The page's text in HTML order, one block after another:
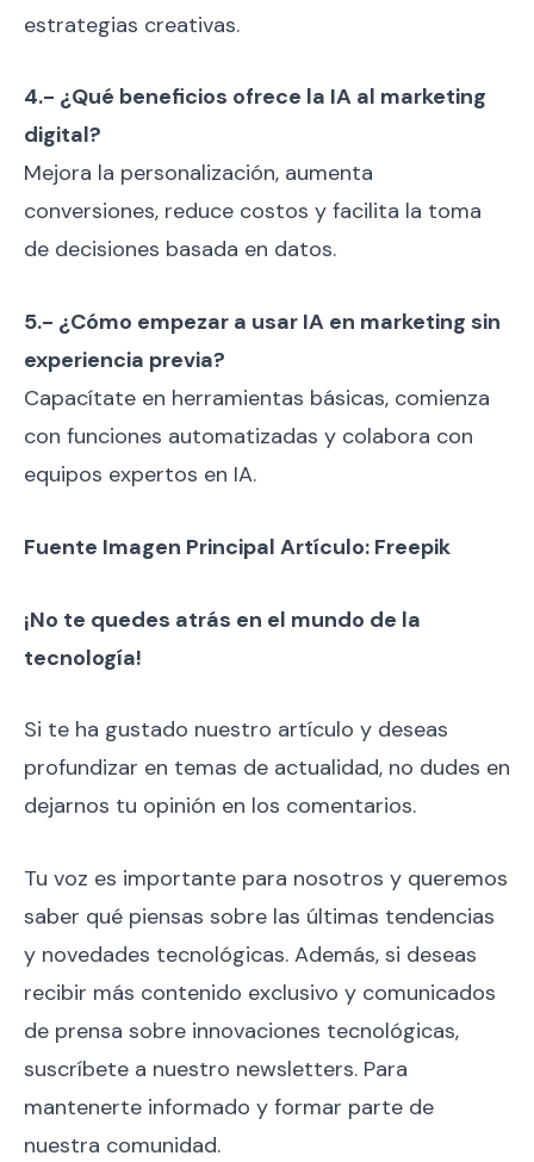
estrategias creativas.
4.- ¿Qué beneficios ofrece la IA al marketing
digital?
Mejora la personalización, aumenta
conversiones, reduce costos y facilita la toma
de decisiones basada en datos.
5.- ¿Cómo empezar a usar IA en marketing sin
experiencia previa?
Capacítate en herramientas básicas, comienza
con funciones automatizadas y colabora con
equipos expertos en IA.
Fuente Imagen Principal Artículo: Freepik
¡No te quedes atrás en el mundo de la
tecnología!
Si te ha gustado nuestro artículo y deseas
profundizar en temas de actualidad, no dudes en
dejarnos tu opinión en los comentarios.
Tu voz es importante para nosotros y queremos
saber qué piensas sobre las últimas tendencias
y novedades tecnológicas. Además, si deseas
recibir más contenido exclusivo y comunicados
de prensa sobre innovaciones tecnológicas,
suscríbete a nuestro newsletters. Para
mantenerte informado y formar parte de
nuestra comunidad.